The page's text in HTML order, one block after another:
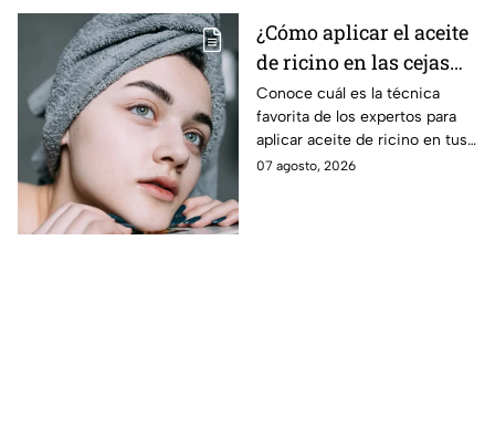
¿Cómo aplicar el aceite
de ricino en las cejas
correctamente sin
obstruir los poros de la
piel?
Conoce cuál es la técnica
favorita de los expertos para
aplicar aceite de ricino en tus
cejas y hacerlas mpás tupidas
07 agosto, 2026